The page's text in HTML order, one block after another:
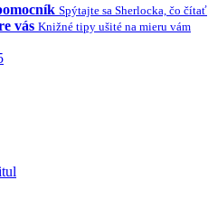
Spýtajte sa Sherlocka, čo čítať
vás Knižné tipy ušité na mieru vám